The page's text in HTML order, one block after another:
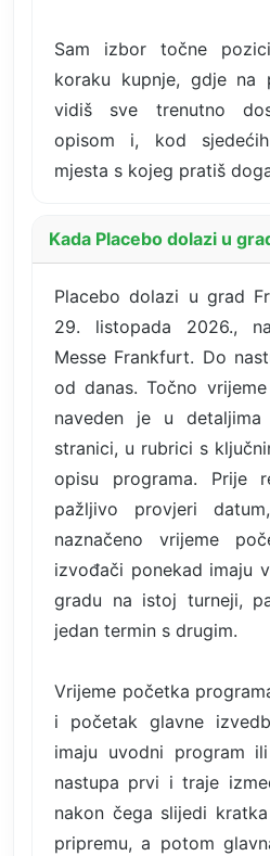
Sam izbor točne
koraku kupnje, gdje na
vidiš sve trenutno
opisom i, kod
mjesta s kojeg pratiš
Kada Placebo dolazi u
Placebo dolazi u grad
29. listopada 2026.,
Messe Frankfurt. Do
od danas. Točno
naveden je u
stranici, u rubrici s
opisu programa. Prije
pažljivo provjeri
naznačeno vrijeme
izvođači ponekad imaju
gradu na istoj turneji,
jedan termin s drugim.
Vrijeme početka
i početak glavne
imaju uvodni program
nastupa prvi i traje
nakon čega slijedi
pripremu, a potom